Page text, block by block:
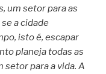
um setor para as
a cidade
isto é, escapar
planeja todas as
setor para a vida. A